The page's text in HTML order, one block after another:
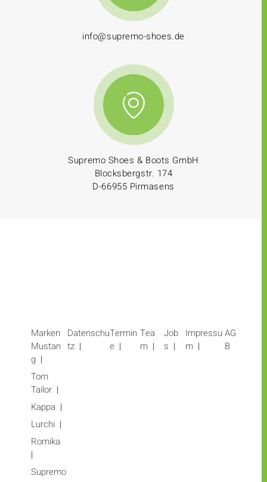
info@supremo-shoes.de
Supremo Shoes & Boots GmbH
Blocksbergstr. 174
D-66955 Pirmasens
Marken
Mustan
g
Tom
Tailor
Kappa
Lurchi
Romika
Supremo
Datenschu
tz
Termin
e
Tea
m
Job
s
Impressu
m
AG
B